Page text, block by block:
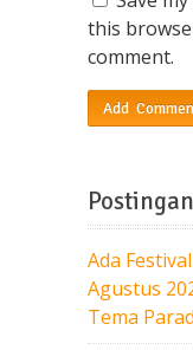
this
comment.
Ada
Agustus
Tema